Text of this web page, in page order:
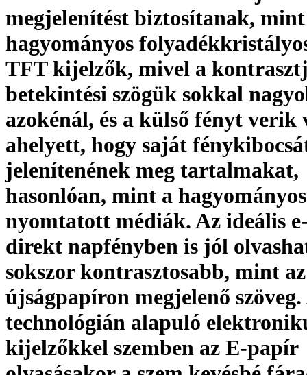
megjelenítést biztosítanak,
hagyományos
TFT kijelzők, mivel a
betekintési szögük sokkal
azokénál, és a külső fényt verik
ahelyett, hogy saját
jelenítenének meg tartalmakat,
hasonlóan, mint a
nyomtatott médiák. Az ideális
direkt napfényben is jól
sokszor kontrasztosabb, mint az
újságpapíron megjelenő szöveg.
technológián alapuló
kijelzőkkel szemben az E-papír